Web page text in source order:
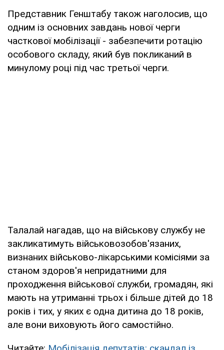
Представник Генштабу також наголосив, що
одним із основних завдань нової черги
часткової мобілізації - забезпечити ротацію
особового складу, який був покликаний в
минулому році під час третьої черги.
Талалай нагадав, що на військову службу не
закликатимуть військовозобов'язаних,
визнаних військово-лікарськими комісіями за
станом здоров'я непридатними для
проходження військової служби, громадян, які
мають на утриманні трьох і більше дітей до 18
років і тих, у яких є одна дитина до 18 років,
але вони виховують його самостійно.